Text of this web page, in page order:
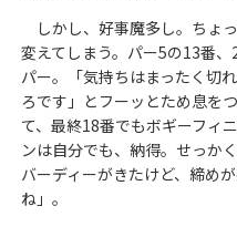
しかし、好事魔多し。ちょ
変えてしまう。パー5の13番
パー。「気持ちはまったく切
ろです」とフーッとため息を
て、最終18番でもボギーフィ
ンは自分でも、納得。せっか
バーディーがきたけど、締め
ね」。